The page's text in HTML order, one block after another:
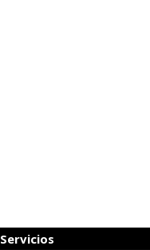
Servicios